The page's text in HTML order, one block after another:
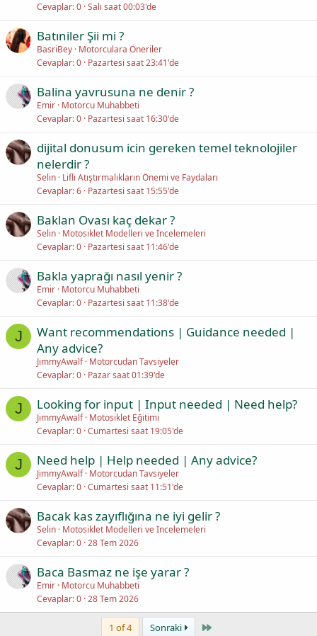
Cevaplar 0 Salı saat 00:03'de
Batıniler Şii mi ?
BasriBey Motorculara Öneriler
Cevaplar 0 Pazartesi saat 23:41'de
Balina yavrusuna ne denir ?
Emir Motorcu Muhabbeti
Cevaplar 0 Pazartesi saat 16:30'de
dijital donusum icin gereken temel teknolojiler
nelerdir ?
Selin Lifli Atıştırmalıkların Önemi ve Faydaları
Cevaplar 6 Pazartesi saat 15:55'de
Baklan Ovası kaç dekar ?
Selin Motosiklet Modelleri ve İncelemeleri
Cevaplar 0 Pazartesi saat 11:46'de
Bakla yaprağı nasıl yenir ?
Emir Motorcu Muhabbeti
Cevaplar 0 Pazartesi saat 11:38'de
J
Want recommendations | Guidance needed |
Any advice?
JimmyAwalf Motorcudan Tavsiyeler
Cevaplar 0 Pazar saat 01:39'de
J Looking for input | Input needed | Need help?
JimmyAwalf Motosiklet Eğitimi
Cevaplar 0 Cumartesi saat 19:05'de
J Need help | Help needed | Any advice?
JimmyAwalf Motorcudan Tavsiyeler
Cevaplar 0 Cumartesi saat 11:51'de
Bacak kas zayıflığına ne iyi gelir ?
Selin Motosiklet Modelleri ve İncelemeleri
Cevaplar 0 28 Tem 2026
Baca Basmaz ne işe yarar ?
Emir Motorcu Muhabbeti
Cevaplar 0 28 Tem 2026
1 of 4 Sonraki Last